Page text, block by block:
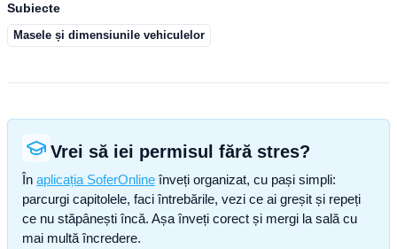
Subiecte
Masele și dimensiunile vehiculelor
Vrei să iei permisul fără stres?
În aplicația SoferOnline înveți organizat, cu pași simpli:
parcurgi capitolele, faci întrebările, vezi ce ai greșit și repeți
ce nu stăpânești încă. Așa înveți corect și mergi la sală cu
mai multă încredere.